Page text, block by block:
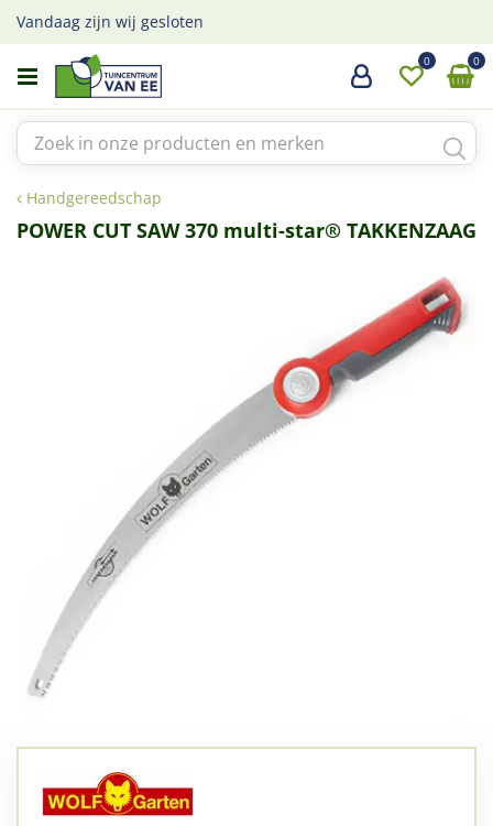
a
Handgereedschap
Vandaag zijn wij gesloten
POWER CUT SAW 370 multi-star® TAKKENZAAG